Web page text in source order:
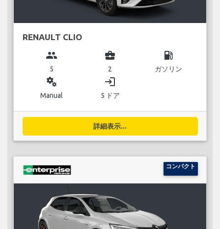
RENAULT CLIO
group
5
business_center
2
local_gas_station
ガソリン
miscellaneous_services
Manual
login
5 ドア
詳細表示...
コンパクト